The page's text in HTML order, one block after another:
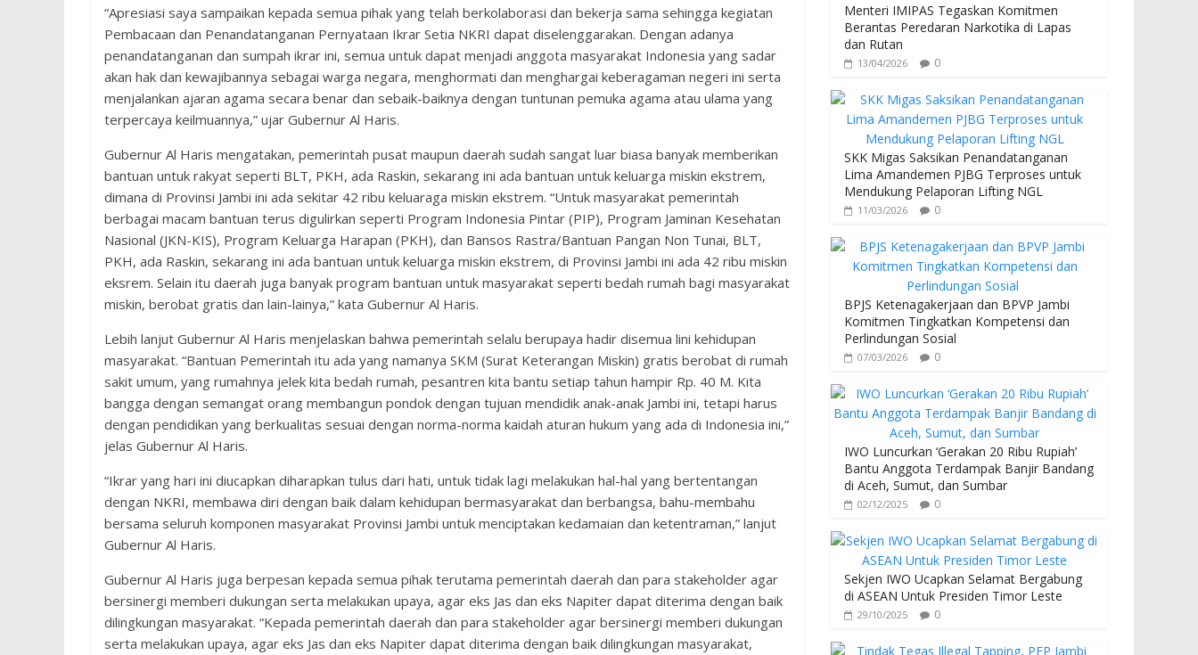
“Apresiasi saya sampaikan kepada semua pihak yang telah berkolaborasi dan bekerja sama sehingga kegiatan
Pembacaan dan Penandatanganan Pernyataan Ikrar Setia NKRI dapat diselenggarakan. Dengan adanya
penandatanganan dan sumpah ikrar ini, semua untuk dapat menjadi anggota masyarakat Indonesia yang sadar
akan hak dan kewajibannya sebagai warga negara, menghormati dan menghargai keberagaman negeri ini serta
menjalankan ajaran agama secara benar dan sebaik-baiknya dengan tuntunan pemuka agama atau ulama yang
terpercaya keilmuannya,” ujar Gubernur Al Haris.
Gubernur Al Haris mengatakan, pemerintah pusat maupun daerah sudah sangat luar biasa banyak memberikan
bantuan untuk rakyat seperti BLT, PKH, ada Raskin, sekarang ini ada bantuan untuk keluarga miskin ekstrem,
dimana di Provinsi Jambi ini ada sekitar 42 ribu keluaraga miskin ekstrem. “Untuk masyarakat pemerintah
berbagai macam bantuan terus digulirkan seperti Program Indonesia Pintar (PIP), Program Jaminan Kesehatan
Nasional (JKN-KIS), Program Keluarga Harapan (PKH), dan Bansos Rastra/Bantuan Pangan Non Tunai, BLT,
PKH, ada Raskin, sekarang ini ada bantuan untuk keluarga miskin ekstrem, di Provinsi Jambi ini ada 42 ribu miskin
eksrem. Selain itu daerah juga banyak program bantuan untuk masyarakat seperti bedah rumah bagi masyarakat
miskin, berobat gratis dan lain-lainya,” kata Gubernur Al Haris.
Lebih lanjut Gubernur Al Haris menjelaskan bahwa pemerintah selalu berupaya hadir disemua lini kehidupan
masyarakat. “Bantuan Pemerintah itu ada yang namanya SKM (Surat Keterangan Miskin) gratis berobat di rumah
sakit umum, yang rumahnya jelek kita bedah rumah, pesantren kita bantu setiap tahun hampir Rp. 40 M. Kita
bangga dengan semangat orang membangun pondok dengan tujuan mendidik anak-anak Jambi ini, tetapi harus
dengan pendidikan yang berkualitas sesuai dengan norma-norma kaidah aturan hukum yang ada di Indonesia ini,”
jelas Gubernur Al Haris.
“Ikrar yang hari ini diucapkan diharapkan tulus dari hati, untuk tidak lagi melakukan hal-hal yang bertentangan
dengan NKRI, membawa diri dengan baik dalam kehidupan bermasyarakat dan berbangsa, bahu-membahu
bersama seluruh komponen masyarakat Provinsi Jambi untuk menciptakan kedamaian dan ketentraman,” lanjut
Gubernur Al Haris.
Gubernur Al Haris juga berpesan kepada semua pihak terutama pemerintah daerah dan para stakeholder agar
bersinergi memberi dukungan serta melakukan upaya, agar eks Jas dan eks Napiter dapat diterima dengan baik
dilingkungan masyarakat. “Kepada pemerintah daerah dan para stakeholder agar bersinergi memberi dukungan
serta melakukan upaya, agar eks Jas dan eks Napiter dapat diterima dengan baik dilingkungan masyarakat,
Menteri IMIPAS Tegaskan Komitmen
Berantas Peredaran Narkotika di Lapas
dan Rutan
13/04/2026 0
SKK Migas Saksikan Penandatanganan
Lima Amandemen PJBG Terproses untuk
Mendukung Pelaporan Lifting NGL
11/03/2026 0
BPJS Ketenagakerjaan dan BPVP Jambi
Komitmen Tingkatkan Kompetensi dan
Perlindungan Sosial
07/03/2026 0
IWO Luncurkan ‘Gerakan 20 Ribu Rupiah’
Bantu Anggota Terdampak Banjir Bandang
di Aceh, Sumut, dan Sumbar
02/12/2025 0
Sekjen IWO Ucapkan Selamat Bergabung
di ASEAN Untuk Presiden Timor Leste
29/10/2025 0